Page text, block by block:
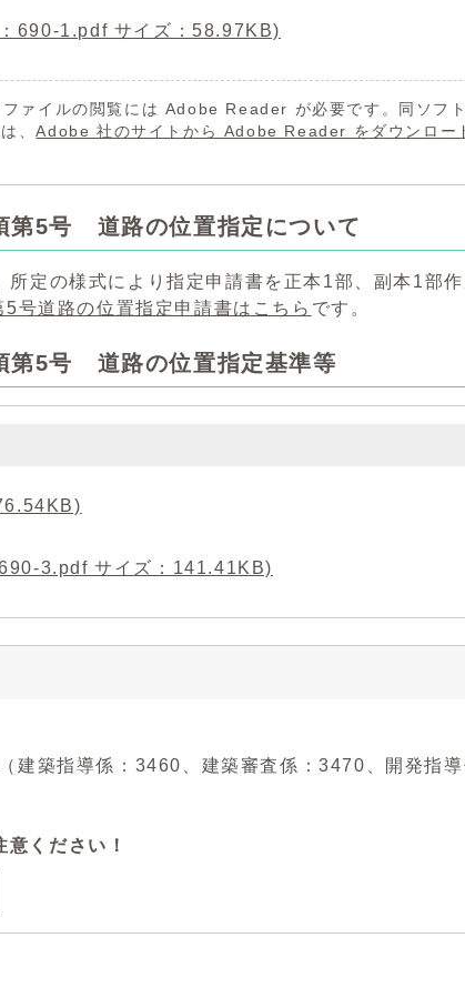
690-1.pdf サイズ：58.97KB)
ファイルの閲覧には Adobe Reader が必要です。同ソフ
、Adobe 社のサイトから Adobe Reader をダウンロー
第5号 道路の位置指定について
定の様式により指定申請書を正本1部、副本1部
号道路の位置指定申請書はこちら です。
第5号 道路の位置指定基準等
3.pdf サイズ：141.41KB)
築指導係：3460、建築審査係：3470、開発指導
ください！